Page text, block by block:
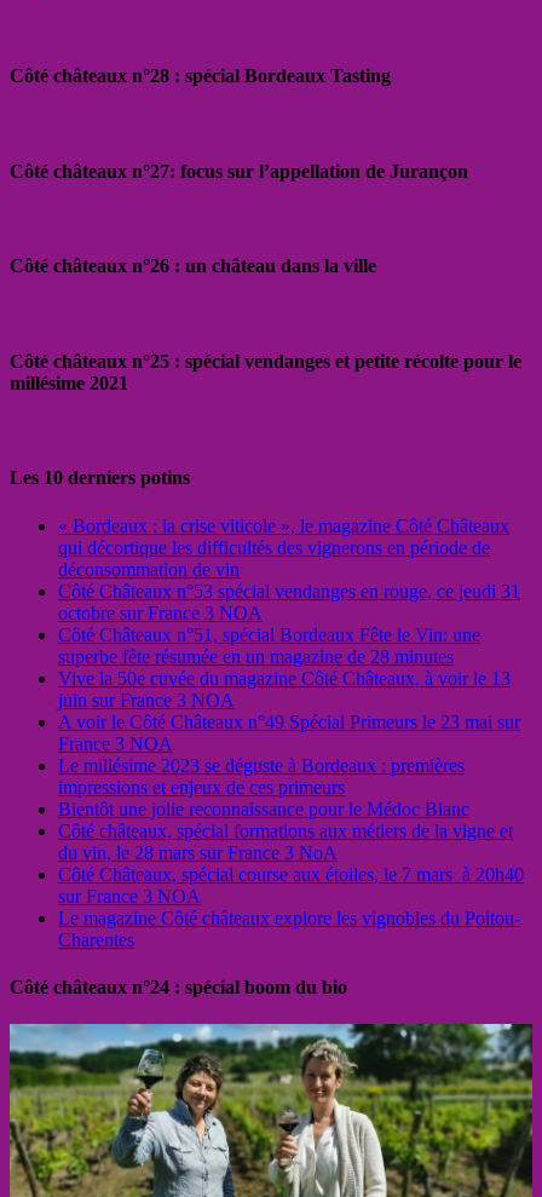
Côté châteaux n°28 : spécial Bordeaux Tasting
Côté châteaux n°27: focus sur l’appellation de Jurançon
Côté châteaux n°26 : un château dans la ville
Côté châteaux n°25 : spécial vendanges et petite récolte pour le
millésime 2021
Les 10 derniers potins
« Bordeaux : la crise viticole », le magazine Côté Châteaux
qui décortique les difficultés des vignerons en période de
déconsommation de vin
Côté Châteaux n°53 spécial vendanges en rouge, ce jeudi 31
octobre sur France 3 NOA
Côté Châteaux n°51, spécial Bordeaux Fête le Vin: une
superbe fête résumée en un magazine de 28 minutes
Vive la 50e cuvée du magazine Côté Châteaux, à voir le 13
juin sur France 3 NOA
A voir le Côté Châteaux n°49 Spécial Primeurs le 23 mai sur
France 3 NOA
Le millésime 2023 se déguste à Bordeaux : premières
impressions et enjeux de ces primeurs
Bientôt une jolie reconnaissance pour le Médoc Blanc
Côté châteaux, spécial formations aux métiers de la vigne et
du vin, le 28 mars sur France 3 NoA
Côté Châteaux, spécial course aux étoiles, le 7 mars à 20h40
sur France 3 NOA
Le magazine Côté châteaux explore les vignobles du Poitou-
Charentes
Côté châteaux n°24 : spécial boom du bio